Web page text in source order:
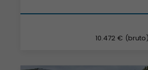
10.472 € (bruto)